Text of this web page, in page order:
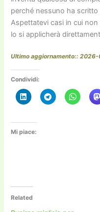
perché nessuno ha
Aspettatevi casi in cui
lo si applicherà
Ultimo aggiornamento:: 2026-
Condividi:
Mi piace:
Related